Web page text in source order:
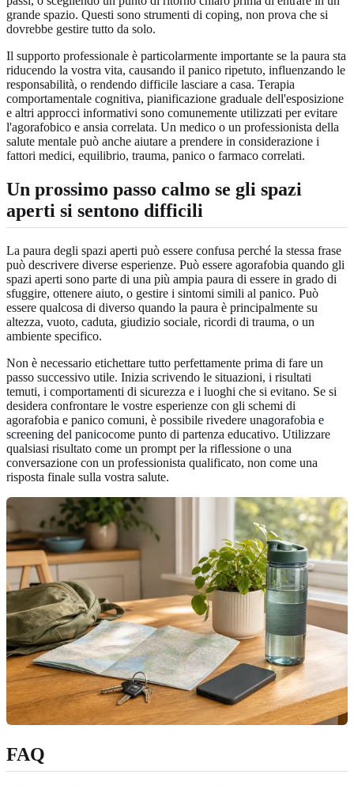
grande spazio. Questi sono strumenti di coping, non prova che si
dovrebbe gestire tutto da solo.
Il supporto professionale è particolarmente importante se la paura sta
riducendo la vostra vita, causando il panico ripetuto, influenzando le
responsabilità, o rendendo difficile lasciare a casa. Terapia
comportamentale cognitiva, pianificazione graduale dell'esposizione
e altri approcci informativi sono comunemente utilizzati per evitare
l'agorafobico e ansia correlata. Un medico o un professionista della
salute mentale può anche aiutare a prendere in considerazione i
fattori medici, equilibrio, trauma, panico o farmaco correlati.
Un prossimo passo calmo se gli spazi
aperti si sentono difficili
La paura degli spazi aperti può essere confusa perché la stessa frase
può descrivere diverse esperienze. Può essere agorafobia quando gli
spazi aperti sono parte di una più ampia paura di essere in grado di
sfuggire, ottenere aiuto, o gestire i sintomi simili al panico. Può
essere qualcosa di diverso quando la paura è principalmente su
altezza, vuoto, caduta, giudizio sociale, ricordi di trauma, o un
ambiente specifico.
Non è necessario etichettare tutto perfettamente prima di fare un
passo successivo utile. Inizia scrivendo le situazioni, i risultati
temuti, i comportamenti di sicurezza e i luoghi che si evitano. Se si
desidera confrontare le vostre esperienze con gli schemi di
agorafobia e panico comuni, è possibile rivedere unagorafobia e
screening del panicocome punto di partenza educativo. Utilizzare
qualsiasi risultato come un prompt per la riflessione o una
conversazione con un professionista qualificato, non come una
risposta finale sulla vostra salute.
FAQ